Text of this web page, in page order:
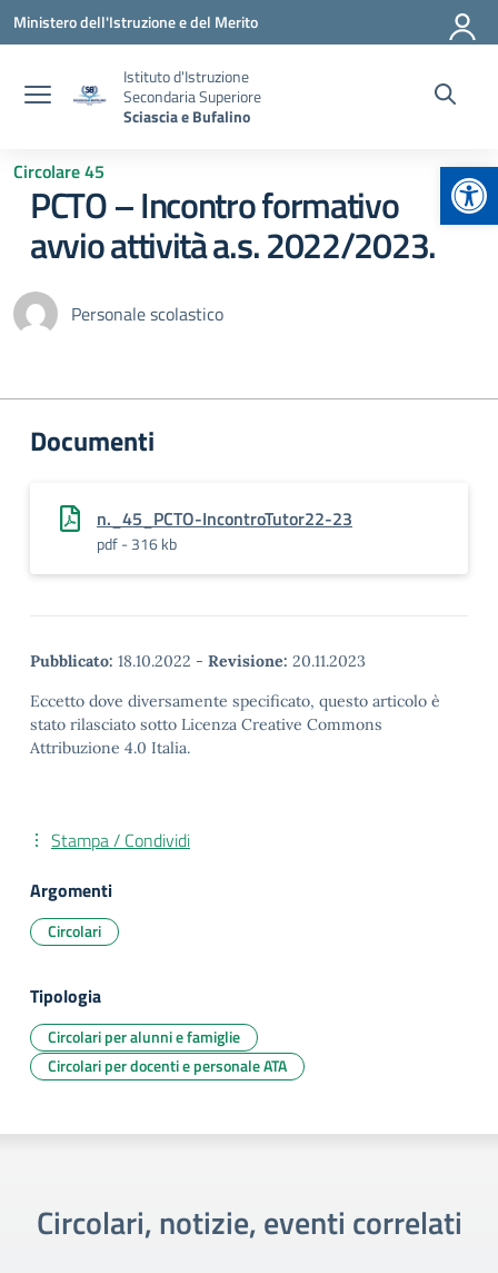
Vai ai contenuti
Vai al menu di navigazione
Vai al footer
Ministero dell'Istruzione e del Merito
Istituto d'Istruzione
Secondaria Superiore
Sciascia e Bufalino
Circolare 45
PCTO – Incontro formativo
avvio attività a.s. 2022/2023.
Personale scolastico
Documenti
n._45_PCTO-IncontroTutor22-23
pdf - 316 kb
Pubblicato: 18.10.2022 - Revisione: 20.11.2023
Eccetto dove diversamente specificato, questo articolo è
stato rilasciato sotto Licenza Creative Commons
Attribuzione 4.0 Italia.
Stampa / Condividi
Argomenti
Circolari
Tipologia
Circolari per alunni e famiglie
Circolari per docenti e personale ATA
Circolari, notizie, eventi correlati